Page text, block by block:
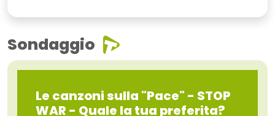
Sondaggio
Le canzoni sulla "Pace" - STOP
WAR - Quale la tua preferita?